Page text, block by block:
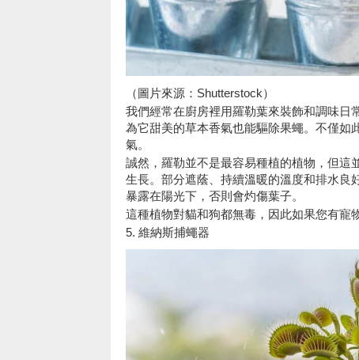
（圖片來源：Shutterstock）
我們經常在廚房裡用羅勒葉來裝飾和調味日
為它甜美的草本香氣也能驅除果蠅。不僅
氣。
誠然，羅勒並不是最容易種植的植物，但這
生長。部分遮蔭、持續溫暖的溫度和排水良
暴露在陽光下，否則會灼傷葉子。
這種植物對貓和狗都無毒，因此如果您有寵
5. 維納斯捕蠅器